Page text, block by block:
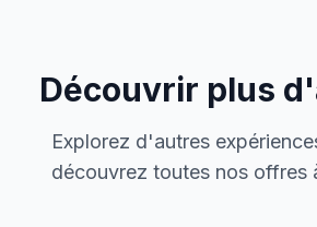
Découvrir plus
Explorez d'autres
découvrez toutes nos offres